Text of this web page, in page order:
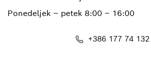
Ponedeljek – petek 8:00 – 16:00
+386 177 74 132